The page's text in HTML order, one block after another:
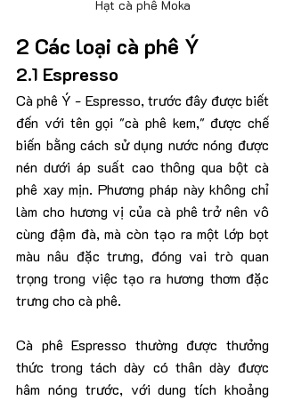
Hạt cà phê Moka
2 Các loại cà phê Ý
2.1 Espresso
Cà phê Ý - Espresso, trước đây được biết
đến với tên gọi "cà phê kem," được chế
biến bằng cách sử dụng nước nóng được
nén dưới áp suất cao thông qua bột cà
phê xay mịn. Phương pháp này không chỉ
làm cho hương vị của cà phê trở nên vô
cùng đậm đà, mà còn tạo ra một lớp bọt
màu nâu đặc trưng, đóng vai trò quan
trọng trong việc tạo ra hương thơm đặc
trưng cho cà phê.
Cà phê Espresso thường được thưởng
thức trong tách dày có thân dày được
hâm nóng trước, với dung tích khoảng